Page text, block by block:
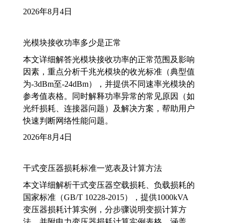
2026年8月4日
光模块接收功率多少是正常
本文详细解答光模块接收功率的正常范围及影响
因素，重点分析千兆光模块的收光标准（典型值
为-3dBm至-24dBm），并提供不同速率光模块的
参考值表格。同时解释功率异常的常见原因（如
光纤损耗、连接器问题）及解决方案，帮助用户
快速判断网络性能问题。
2026年8月4日
干式变压器损耗标准一览表及计算方法
本文详细解析干式变压器空载损耗、负载损耗的
国家标准（GB/T 10228-2015），提供1000kVA
变压器损耗计算实例，分步骤说明变损计算方